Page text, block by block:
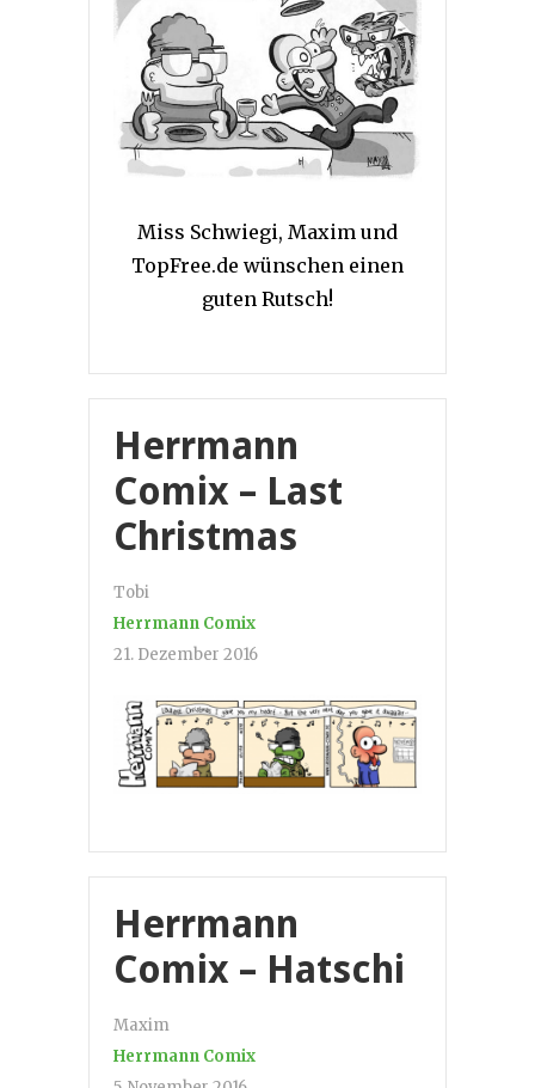
Miss Schwiegi, Maxim und
TopFree.de wünschen einen
guten Rutsch!
Herrmann
Comix – Last
Christmas
Tobi
Herrmann Comix
21. Dezember 2016
Herrmann
Comix – Hatschi
Maxim
Herrmann Comix